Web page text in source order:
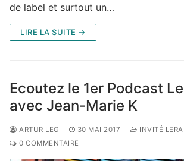
de label et surtout un…
LIRE LA SUITE →
Ecoutez le 1er Podcast
avec Jean-Marie K
ARTUR LEG 30 MAI 2017
INVITÉ
0 COMMENTAIRE